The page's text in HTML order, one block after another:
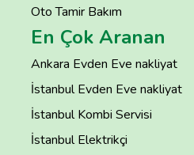
Oto Tamir Bakım
En Çok Aranan
Ankara Evden Eve nakliyat
İstanbul Evden Eve nakliyat
İstanbul Kombi Servisi
İstanbul Elektrikçi